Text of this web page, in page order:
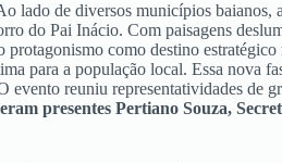
lado de diversos municípios baianos,
do Pai Inácio. Com paisagens
como destino
para a população local. Essa nova
evento reuniu representatividades de
presentes Pertiano Souza,